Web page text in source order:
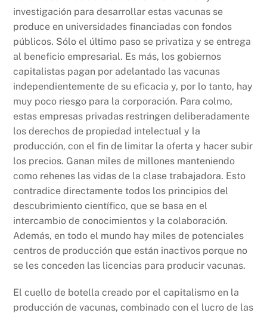
investigación para desarrollar estas vacunas se
produce en universidades financiadas con fondos
públicos. Sólo el último paso se privatiza y se entrega
al beneficio empresarial. Es más, los gobiernos
capitalistas pagan por adelantado las vacunas
independientemente de su eficacia y, por lo tanto, hay
muy poco riesgo para la corporación. Para colmo,
estas empresas privadas restringen deliberadamente
los derechos de propiedad intelectual y la
producción, con el fin de limitar la oferta y hacer subir
los precios. Ganan miles de millones manteniendo
como rehenes las vidas de la clase trabajadora. Esto
contradice directamente todos los principios del
descubrimiento científico, que se basa en el
intercambio de conocimientos y la colaboración.
Además, en todo el mundo hay miles de potenciales
centros de producción que están inactivos porque no
se les conceden las licencias para producir vacunas.
El cuello de botella creado por el capitalismo en la
producción de vacunas, combinado con el lucro de las